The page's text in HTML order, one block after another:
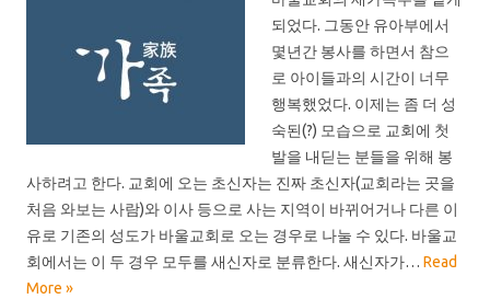
되었다. 그동안 유아부에서
몇년간 봉사를 하면서 참으
로 아이들과의 시간이 너무
행복했었다. 이제는 좀 더 성
숙된(?) 모습으로 교회에 첫
발을 내딛는 분들을 위해 봉
사하려고 한다. 교회에 오는 초신자는 진짜 초신자(교회라는 곳을
처음 와보는 사람)와 이사 등으로 사는 지역이 바뀌어거나 다른 이
유로 기존의 성도가 바울교회로 오는 경우로 나눌 수 있다. 바울교
회에서는 이 두 경우 모두를 새신자로 분류한다. 새신자가… Read
More »